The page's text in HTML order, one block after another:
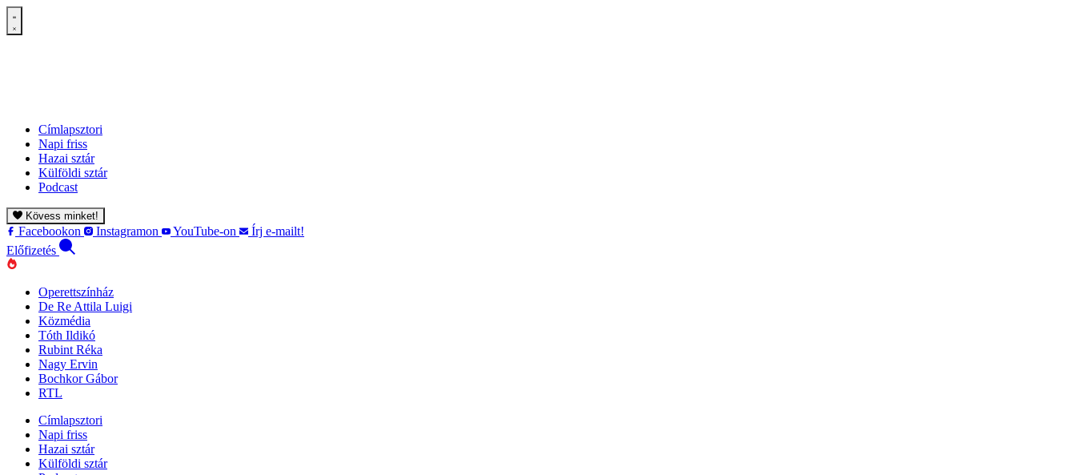
Címlapsztori
Napi friss
Hazai sztár
Külföldi sztár
Podcast
Kövess minket!
Facebookon Instagramon YouTube-on
Írj e-mailt!
Előfizetés
Operettszínház
De Re Attila Luigi
Közmédia
Tóth Ildikó
Rubint Réka
Nagy Ervin
Bochkor Gábor
RTL
Címlapsztori
Napi friss
Hazai sztár
Külföldi sztár